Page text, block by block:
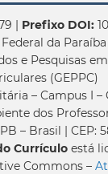
| Prefixo DOI:
da Paraíba
e Pesquisas
(GEPPC)
– Campus I –
dos
– Brasil | CEP:
Currículo está
Commons –